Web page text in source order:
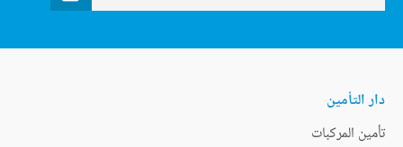
دار التأمين
تأمين المركبات